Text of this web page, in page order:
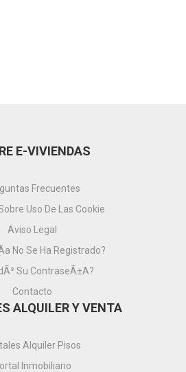
E-VIVIENDAS
Frecuentes
Uso De Las Cookie
Aviso Legal
No Se Ha Registrado?
Su ContraseÃ±a?
Contacto
ALQUILER Y VENTA
Alquiler Pisos
Inmobiliario